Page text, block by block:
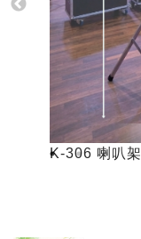
K-306 喇叭架